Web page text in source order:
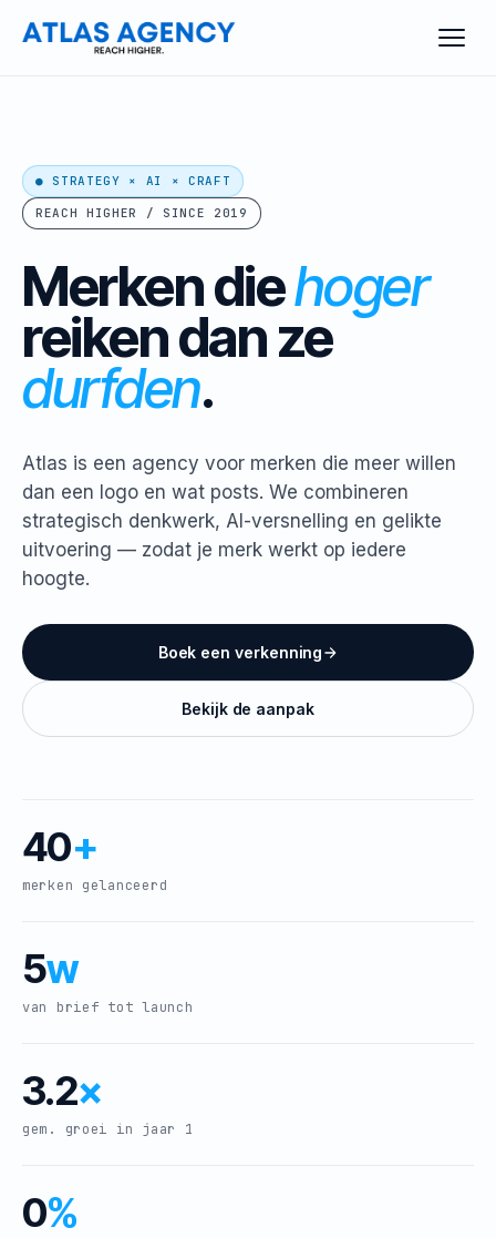
● STRATEGY × AI × CRAFT
REACH HIGHER / SINCE 2019
Merken diehoger
reikendan ze
durfden.
Atlas is een agency voor merken die meer willen
dan een logo en wat posts. We combineren
strategisch denkwerk, AI-versnelling en gelikte
uitvoering — zodat je merk werkt op iedere
hoogte.
Boek een verkenning
Bekijk de aanpak
40+
merken gelanceerd
5w
van brief tot launch
3.2×
gem. groei in jaar 1
0%